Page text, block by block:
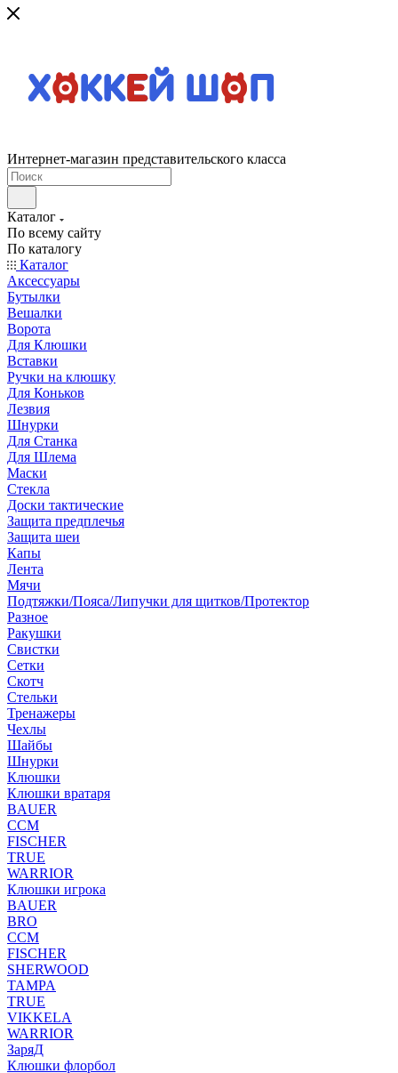
Интернет-магазин представительского класса
Каталог
По всему сайту
По каталогу
Каталог
Аксессуары
Бутылки
Вешалки
Ворота
Для Клюшки
Вставки
Ручки на клюшку
Для Коньков
Лезвия
Шнурки
Для Станка
Для Шлема
Маски
Стекла
Доски тактические
Защита предплечья
Защита шеи
Капы
Лента
Мячи
Подтяжки/Пояса/Липучки для щитков/Протектор
Разное
Ракушки
Свистки
Сетки
Скотч
Стельки
Тренажеры
Чехлы
Шайбы
Шнурки
Клюшки
Клюшки вратаря
BAUER
CCM
FISCHER
TRUE
WARRIOR
Клюшки игрока
BAUER
BRO
CCM
FISCHER
SHERWOOD
TAMPA
TRUE
VIKKELA
WARRIOR
ЗаряД
Клюшки флорбол